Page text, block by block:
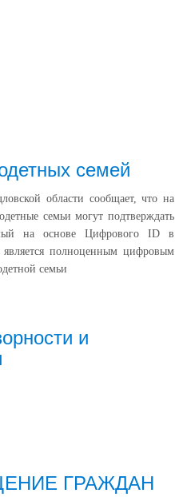
семей
области сообщает, что на
семьи могут подтверждать
на основе Цифрового ID в
полноценным цифровым
семьи
и
ГРАЖДАН